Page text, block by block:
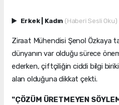
Erkek Kadın (Haberi Sesli Oku)
Ziraat Mühendisi Şenol Özkaya
dünyanın var olduğu sürece
ederken, çiftçiliğin ciddi bilgi
alan olduğuna dikkat çekti.
"ÇÖZÜM ÜRETMEYEN